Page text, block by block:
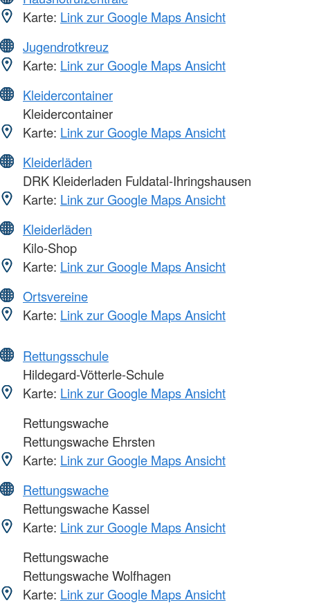
Karte: Link zur Google Maps Ansicht
Jugendrotkreuz
Karte: Link zur Google Maps Ansicht
Kleidercontainer
Kleidercontainer
Karte: Link zur Google Maps Ansicht
Kleiderläden
DRK Kleiderladen Fuldatal-Ihringshausen
Karte: Link zur Google Maps Ansicht
Kleiderläden
Kilo-Shop
Karte: Link zur Google Maps Ansicht
Ortsvereine
Karte: Link zur Google Maps Ansicht
Rettungsschule
Hildegard-Vötterle-Schule
Karte: Link zur Google Maps Ansicht
Rettungswache
Rettungswache Ehrsten
Karte: Link zur Google Maps Ansicht
Rettungswache
Rettungswache Kassel
Karte: Link zur Google Maps Ansicht
Rettungswache
Rettungswache Wolfhagen
Karte: Link zur Google Maps Ansicht